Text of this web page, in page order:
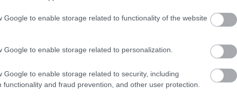
Google to enable storage related to functionality of the website
Google to enable storage related to personalization.
Google to enable storage related to security, including
functionality and fraud prevention, and other user protection.
tartalomnak minősülnek, értük aszolgáltatás technikai
Kifogás esetén forduljon a blog szerkesztőjéhez. Részletek
bocusedor
bocuse dor
dél amerika
English
északi konyha